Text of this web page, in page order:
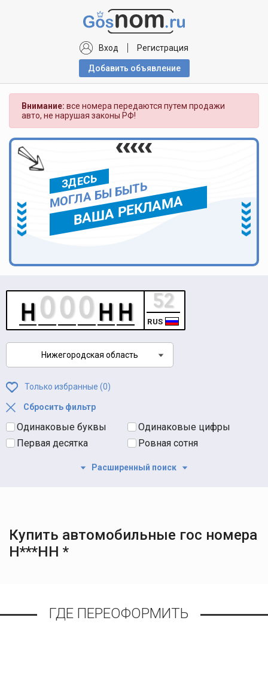
Вход Регистрация
Добавить объявлениe
Внимание: все номера передаются путем продажи
авто, не нарушая законы РФ!
ЗДЕСЬ
МОГЛА БЫ БЫТЬ
ВАША РЕКЛАМА
RUS
Нижегородская область
Только избранные (0)
Сбросить фильтр
Одинаковые буквы
Одинаковые цифры
Первая десятка
Ровная сотня
Расширенный поиск
Купить автомобильные гос номера
Н***НН *
ГДЕ ПЕРЕОФОРМИТЬ